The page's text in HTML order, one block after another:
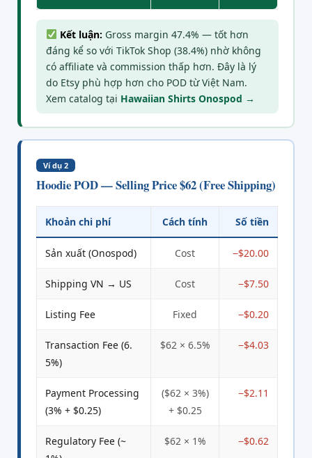
Kết luận: Gross margin 47.4% — tốt hơn
đáng kể so với TikTok Shop (38.4%) nhờ không
có affiliate và commission thấp hơn. Đây là lý
do Etsy phù hợp hơn cho POD từ Việt Nam.
Xem catalog tại Hawaiian Shirts Onospod →
Ví dụ 2
Hoodie POD — Selling Price $62 (Free Shipping)
Khoản chi phí Cách tính Số tiền
Sản xuất (Onospod) Cost −$20.00
Shipping VN → US Cost −$7.50
Listing Fee Fixed −$0.20
Transaction Fee (6.
5%)
$62 × 6.5% −$4.03
Payment Processing
(3% + $0.25)
($62 × 3%)
+ $0.25
−$2.11
Regulatory Fee (~
$62 × 1% −$0.62